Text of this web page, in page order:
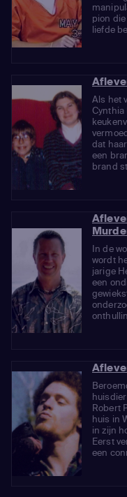
pion
liefde
Als het
Cynthia
dat
een
brand
In de
wordt
jarige
een
Robert
huis in
in zijn
Eerst
een